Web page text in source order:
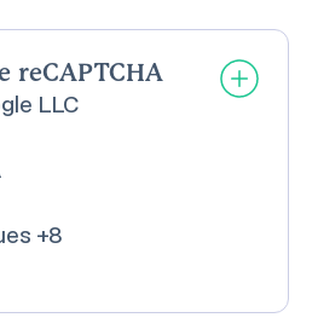
reCAPTCHA
LLC
tratamento:
tratados:
+8